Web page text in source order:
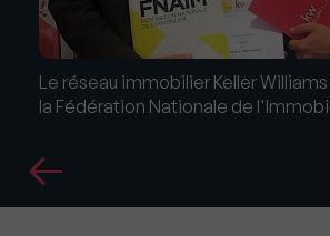
Le réseau immobilier Keller
la Fédération Nationale de